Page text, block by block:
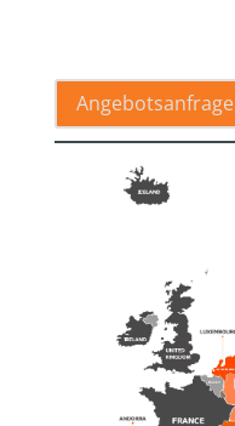
Angebotsanfrage